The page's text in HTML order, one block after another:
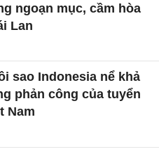
ngoạn mục, cầm hòa
Lan
sao Indonesia nể khả
phản công của tuyển
Nam